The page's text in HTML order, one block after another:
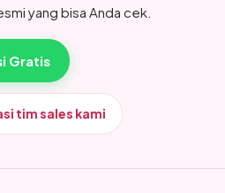
yang bisa Anda cek.
Gratis
tim sales kami